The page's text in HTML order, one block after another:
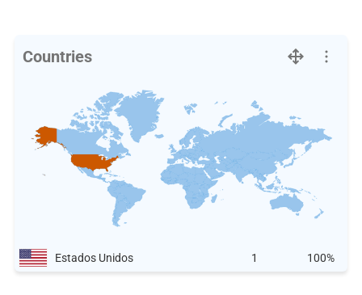
Countries
Estados Unidos 1 100%